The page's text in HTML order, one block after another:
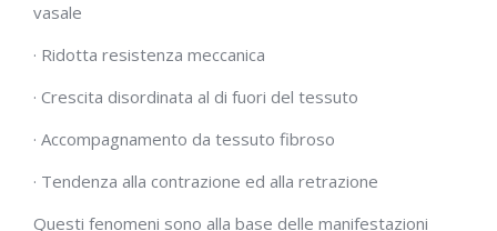
vasale
· Ridotta resistenza meccanica
· Crescita disordinata al di fuori del tessuto
· Accompagnamento da tessuto fibroso
· Tendenza alla contrazione ed alla retrazione
Questi fenomeni sono alla base delle manifestazioni